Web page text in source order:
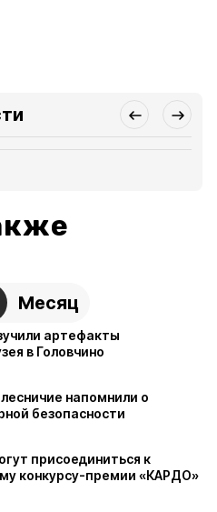
Месяц
артефакты
в Головчино
напомнили о
безопасности
присоединиться к
конкурсу-премии «КАРДО»